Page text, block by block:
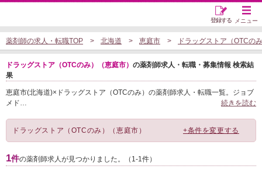
メニュー
登録する
薬剤師の求人・転職TOP 北海道 恵庭市 ドラッグストア（OTCの
ドラッグストア（OTCのみ）（恵庭市） の薬剤師求人・転職・募集情報 検索結
果
恵庭市(北海道)×ドラッグストア（OTCのみ）の薬剤師求人・転職一覧。ジョブ
メド… 続きを読む
ドラッグストア（OTCのみ）（恵庭市） +条件を変更する
1件の薬剤師求人が見つかりました。（1-1件）